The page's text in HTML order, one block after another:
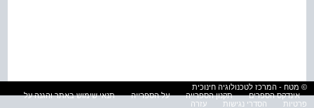
© מטח - המרכז לטכנולוגיה חינוכית
אינדקס הספרים
תקנון הספרייה על הספרייה
תנאי שימוש באתר והגנה על
פרטיות
הסדרי נגישות עזרה